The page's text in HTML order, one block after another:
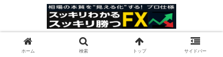
© 2025 スッキリわかるスッキリ勝つFX.
ホーム 検索 トップ サイドバー